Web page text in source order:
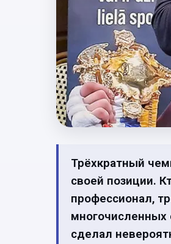
Трёхкратный
своей позиции.
профессионал,
многочисленных
сделал